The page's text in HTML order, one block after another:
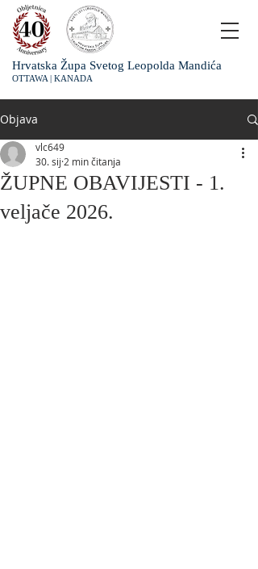
Hrvatska Župa Svetog Leopolda Mandića
OTTAWA | KANADA
Objava
ŽUPNE OBAVIJESTI - 1.
veljače 2026.
vlc649
30. sij 2 min čitanja